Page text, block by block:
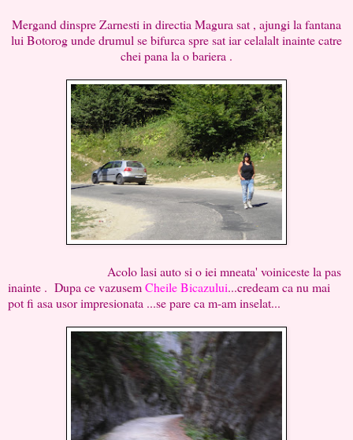
Mergand dinspre Zarnesti in directia Magura sat , ajungi la fantana
lui Botorog unde drumul se bifurca spre sat iar celalalt inainte catre
chei pana la o bariera .
Acolo lasi auto si o iei mneata' voiniceste la pas
inainte . Dupa ce vazusemCheile Bicazului...credeam ca nu mai
pot fi asa usor impresionata ...se pare ca m-am inselat...